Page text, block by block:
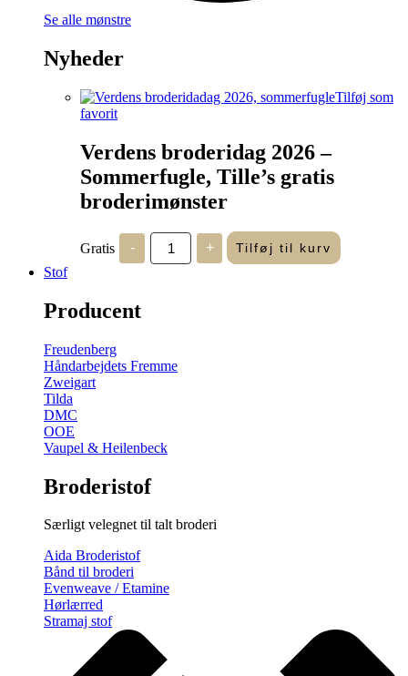
Se alle mønstre
Nyheder
Tilføj som
favorit
Verdens broderidag 2026 –
Sommerfugle, Tille’s gratis
broderimønster
Gratis -
Verdens
broderidag
2026
+ Tilføj til kurv
Stof
Producent
Freudenberg
Håndarbejdets Fremme
Zweigart
Tilda
DMC
OOE
Vaupel & Heilenbeck
Broderistof
Særligt velegnet til talt broderi
Aida Broderistof
Bånd til broderi
Evenweave / Etamine
Hørlærred
Stramaj stof